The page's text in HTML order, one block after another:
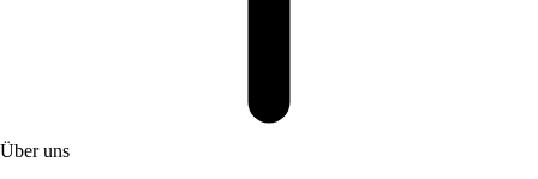
Über uns